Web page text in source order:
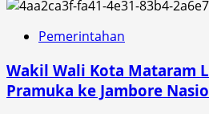
Pemerintahan
Wakil Wali Kota Mataram
Pramuka ke Jambore